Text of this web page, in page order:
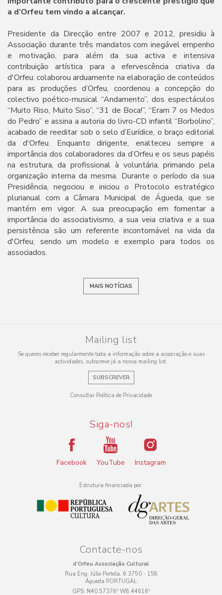
a d’Orfeu tem vindo a alcançar.
Presidente da Direcção entre 2007 e 2012, presidiu à
Associação durante três mandatos com inegável empenho
e motivação, para além da sua activa e intensiva
contribuição artística para a efervescência criativa da
d'Orfeu: colaborou arduamente na elaboração de conteúdos
para as produções d’Orfeu, coordenou a concepção do
colectivo poético-musical “Andamento”, dos espectáculos
“Muito Riso, Muito Siso”, “31 de Boca!”, “Eram 7 os Medos
do Pedro” e assina a autoria do livro-CD infantil “Borbolino”,
acabado de reeditar sob o selo d’Eurídice, o braço editorial
da d'Orfeu. Enquanto dirigente, enalteceu sempre a
importância dos colaboradores da d’Orfeu e os seus papéis
na estrutura, da profissional à voluntária, primando pela
organização interna da mesma. Durante o período da sua
Presidência, negociou e iniciou o Protocolo estratégico
plurianual com a Câmara Municipal de Águeda, que se
mantém em vigor. A sua preocupação em fomentar a
importância do associativismo, a sua veia criativa e a sua
persistência são um referente incontornável na vida da
d'Orfeu, sendo um modelo e exemplo para todos os
associados.
MAIS NOTÍCIAS
Mailing list
Se queres receber regularmente toda a informação sobre a associação e suas
actividades, subscreve já a nossa mailing list.
SUBSCREVER
Consultar Política de Privacidade
Siga-nos!
Facebook YouTube Instagram
Estrutura financiada por:
Contacte-nos
d’Orfeu Associação Cultural
Rua Eng. Júlio Portela, 6 3750 - 158
Águeda PORTUGAL
GPS: N40.57376º W8.44616º